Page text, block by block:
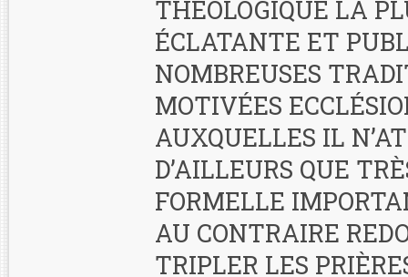
THÉOLOGIQUE LA
ÉCLATANTE ET
NOMBREUSES
MOTIVÉES
AUXQUELLES IL
D’AILLEURS QUE
FORMELLE
AU CONTRAIRE
TRIPLER LES